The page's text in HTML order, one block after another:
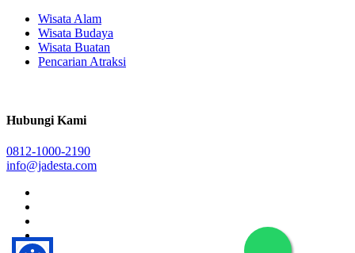
Wisata Alam
Wisata Budaya
Wisata Buatan
Pencarian Atraksi
Hubungi Kami
0812-1000-2190
info@jadesta.com